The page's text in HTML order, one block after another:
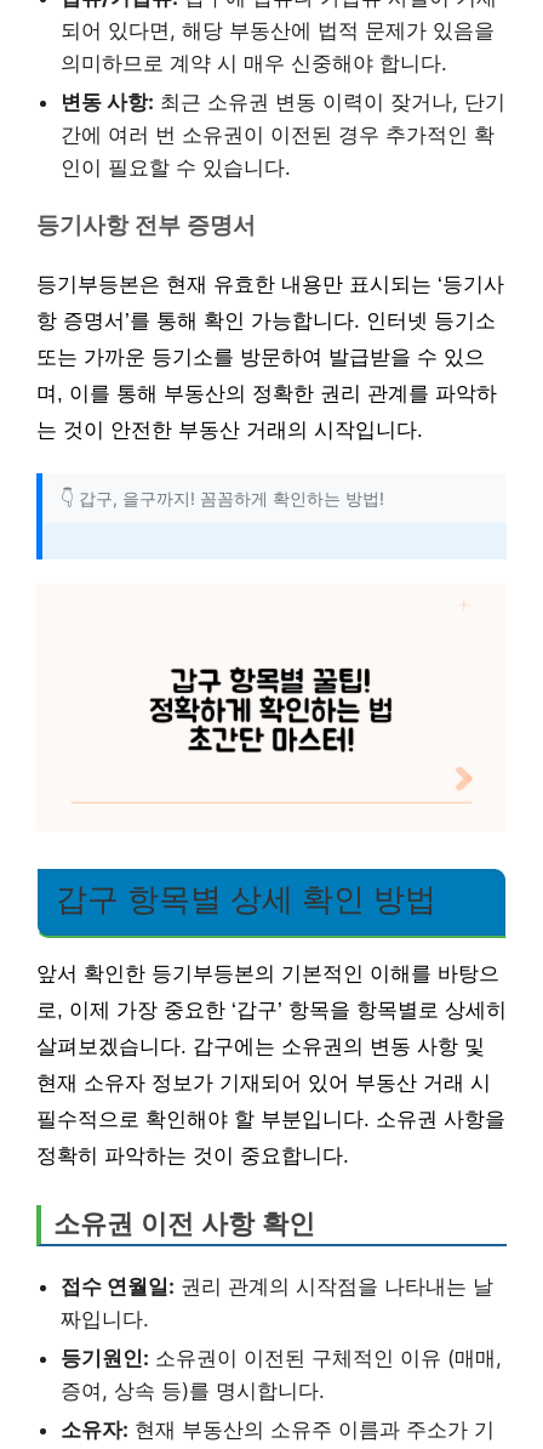
되어 있다면, 해당 부동산에 법적 문제가 있음을
의미하므로 계약 시 매우 신중해야 합니다.
변동 사항: 최근 소유권 변동 이력이 잦거나, 단기
간에 여러 번 소유권이 이전된 경우 추가적인 확
인이 필요할 수 있습니다.
등기사항 전부 증명서
등기부등본은 현재 유효한 내용만 표시되는 ‘등기사
항 증명서’를 통해 확인 가능합니다. 인터넷 등기소
또는 가까운 등기소를 방문하여 발급받을 수 있으
며, 이를 통해 부동산의 정확한 권리 관계를 파악하
는 것이 안전한 부동산 거래의 시작입니다.
👇 갑구, 을구까지! 꼼꼼하게 확인하는 방법!
갑구 항목별 상세 확인 방법
앞서 확인한 등기부등본의 기본적인 이해를 바탕으
로, 이제 가장 중요한 ‘갑구’ 항목을 항목별로 상세히
살펴보겠습니다. 갑구에는 소유권의 변동 사항 및
현재 소유자 정보가 기재되어 있어 부동산 거래 시
필수적으로 확인해야 할 부분입니다. 소유권 사항을
정확히 파악하는 것이 중요합니다.
소유권 이전 사항 확인
접수 연월일: 권리 관계의 시작점을 나타내는 날
짜입니다.
등기원인: 소유권이 이전된 구체적인 이유 (매매,
증여, 상속 등)를 명시합니다.
소유자: 현재 부동산의 소유주 이름과 주소가 기